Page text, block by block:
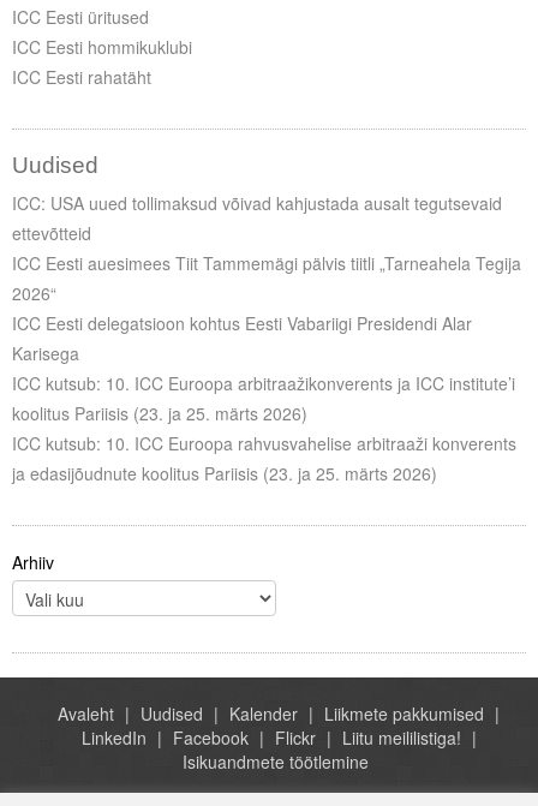
ICC komisjonid
Digiraamatukogu
Juhendid ja väljaanded
Kontakt
Liitu meililistiga
Oskusteave
Incoterms® 2020
Abimaterjalid
Projektid
ICC Eesti üritused
ICC Eesti hommikuklubi
ICC Eesti rahatäht
Uudised
ICC: USA uued tollimaksud võivad kahjustada ausalt tegutsevaid
ettevõtteid
ICC Eesti auesimees Tiit Tammemägi pälvis tiitli „Tarneahela Tegija
2026“
ICC Eesti delegatsioon kohtus Eesti Vabariigi Presidendi Alar
Karisega
ICC kutsub: 10. ICC Euroopa arbitraažikonverents ja ICC institute’i
koolitus Pariisis (23. ja 25. märts 2026)
ICC kutsub: 10. ICC Euroopa rahvusvahelise arbitraaži konverents
ja edasijõudnute koolitus Pariisis (23. ja 25. märts 2026)
Arhiiv
Avaleht Uudised Kalender
Liikmete pakkumised
LinkedIn
Facebook Flickr
Liitu meililistiga!
Isikuandmete töötlemine